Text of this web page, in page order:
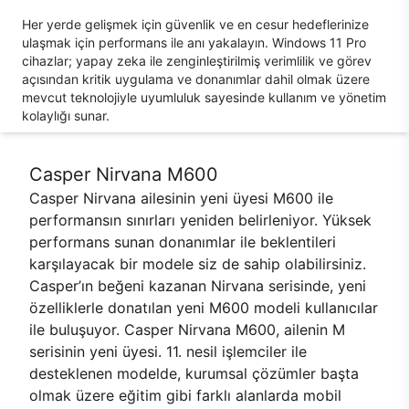
Her yerde gelişmek için güvenlik ve en cesur hedeflerinize
ulaşmak için performans ile anı yakalayın. Windows 11 Pro
cihazlar; yapay zeka ile zenginleştirilmiş verimlilik ve görev
açısından kritik uygulama ve donanımlar dahil olmak üzere
mevcut teknolojiyle uyumluluk sayesinde kullanım ve yönetim
kolaylığı sunar.
Casper Nirvana M600
Casper Nirvana ailesinin yeni üyesi M600 ile
performansın sınırları yeniden belirleniyor. Yüksek
performans sunan donanımlar ile beklentileri
karşılayacak bir modele siz de sahip olabilirsiniz.
Casper’ın beğeni kazanan Nirvana serisinde, yeni
özelliklerle donatılan yeni M600 modeli kullanıcılar
ile buluşuyor. Casper Nirvana M600, ailenin M
serisinin yeni üyesi. 11. nesil işlemciler ile
desteklenen modelde, kurumsal çözümler başta
olmak üzere eğitim gibi farklı alanlarda mobil